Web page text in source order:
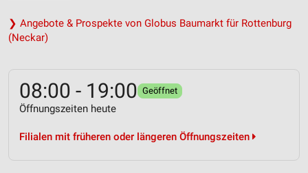
❯ Angebote & Prospekte von Globus Baumarkt für Rottenburg
(Neckar)
08:00 - 19:00 Geöffnet
Öffnungszeiten heute
Filialen mit früheren oder längeren Öffnungszeiten